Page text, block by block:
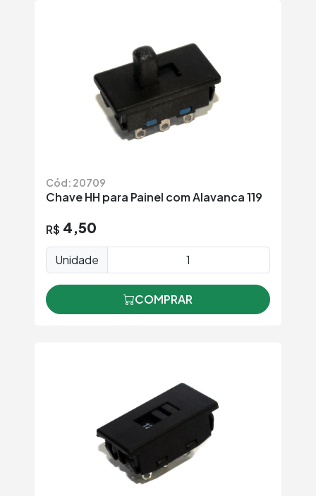
Cód: 20709
Chave HH para Painel com Alavanca 119
R$ 4,50
Unidade
COMPRAR